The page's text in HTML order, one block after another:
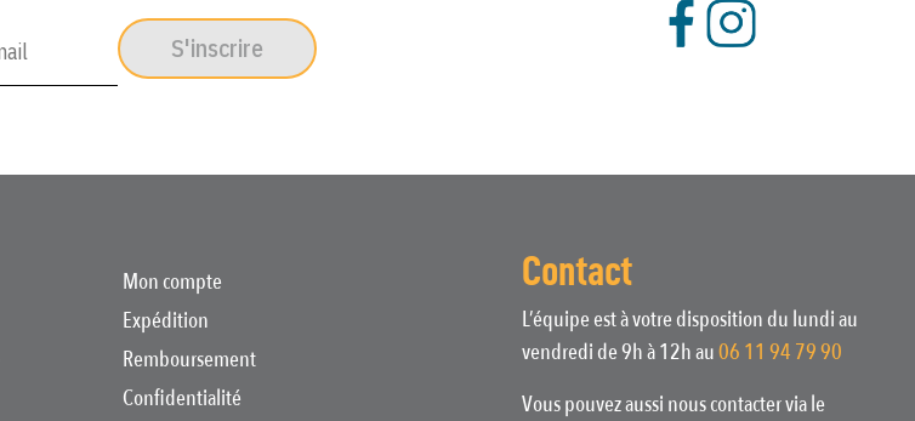
S'inscrire
Mon compte
Expédition
Remboursement
Confidentialité
Contact
L’équipe est à votre disposition du lundi au
vendredi de 9h à 12h au06 11 94 79 90
Vous pouvez aussi nous contacter via le